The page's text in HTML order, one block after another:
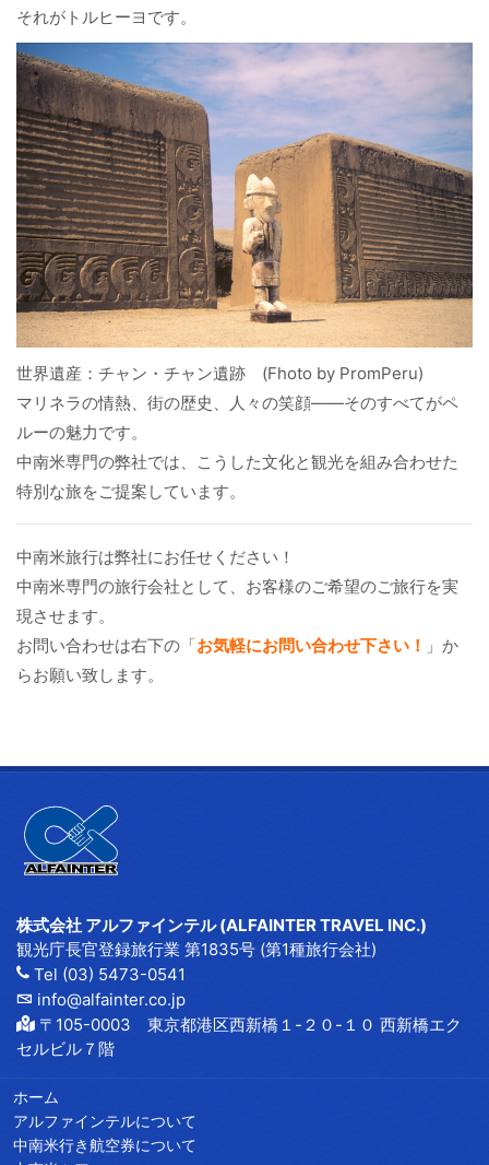
それがトルヒーヨです。
世界遺産：チャン・チャン遺跡 (Fhoto by PromPeru)
マリネラの情熱、街の歴史、人々の笑顔――そのすべてがペ
ルーの魅力です。
中南米専門の弊社では、こうした文化と観光を組み合わせた
特別な旅をご提案しています。
中南米旅行は弊社にお任せください！
中南米専門の旅行会社として、お客様のご希望のご旅行を実
現させます。
お問い合わせは右下の「お気軽にお問い合わせ下さい！ 」か
らお願い致します。
株式会社 アルファインテル (ALFAINTER TRAVEL INC.)
観光庁長官登録旅行業 第1835号 (第1種旅行会社)
Tel (03) 5473-0541
info@alfainter.co.jp
〒105-0003 東京都港区西新橋１-２０-１０ 西新橋エク
セルビル７階
ホーム
アルファインテルについて
中南米行き航空券について